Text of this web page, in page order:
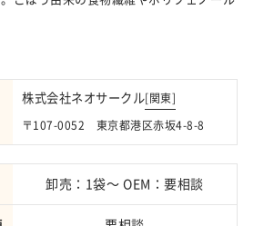
株式会社ネオサークル[関東]
〒107-0052 東京都港区赤坂4-8-8
卸売：1袋～ OEM：要相談